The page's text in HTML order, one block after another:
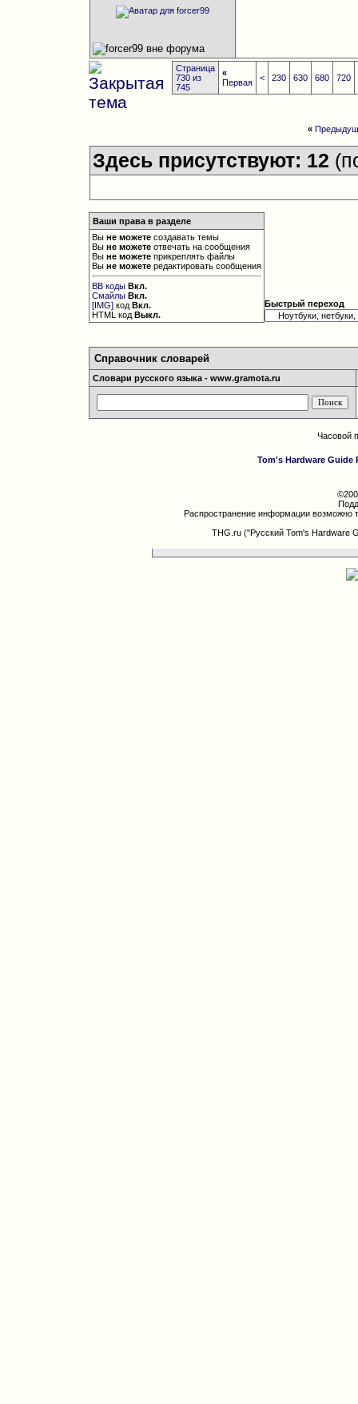
Страница
730 из
745
«
Первая
< 230 630 680 720
«
Здесь присутствуют: 12
Ваши права в разделе
Выне можете создавать темы
Выне можете отвечать на сообщения
Выне можете прикреплять файлы
Выне можете редактировать сообщения
BB коды Вкл.
Смайлы Вкл.
[IMG] кодВкл.
HTML кодВыкл.
Быстрый переход
Справочник словарей
Словари русского языка - www.gramota.ru
Часовой
Tom's Hardware Guide
Распространение информации возможно
THG.ru ("Русский Tom's Hardware